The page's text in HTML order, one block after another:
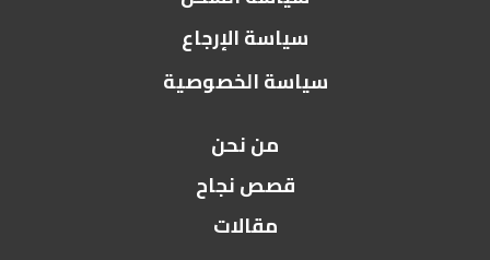
سياسة الإرجاع
سياسة الخصوصية
من نحن
قصص نجاح
مقالات